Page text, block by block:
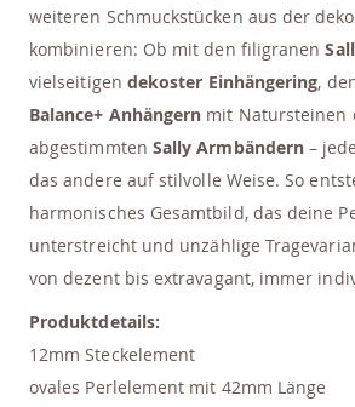
weiteren Schmuckstücken aus der
kombinieren: Ob mit den filigranen
vielseitigen dekoster Einhängering,
Balance+ Anhängern mit Natursteinen
abgestimmten Sally Armbändern –
das andere auf stilvolle Weise. So
harmonisches Gesamtbild, das deine
unterstreicht und unzählige
von dezent bis extravagant, immer
Produktdetails:
12mm Steckelement
ovales Perlelement mit 42mm Länge